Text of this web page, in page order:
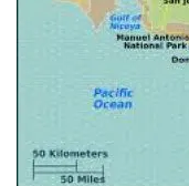
autres, au
Flor de
Abrojos,
AMAB de
Alto Río Claro,
Le musée
centre ville de
d´objets